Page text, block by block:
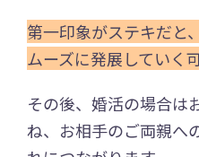
第一印象がステキだと
ムーズに発展していく
その後、婚活の場合は
ね、お相手のご両親へ